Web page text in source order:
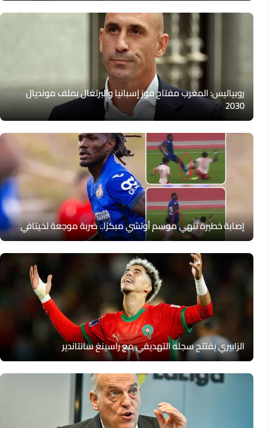
روبياليس: المغرب مفتاح فوز إسبانيا والبرتغال بملف مونديال
2030
إصابة خطيرة تنهي موسم أوتشي مبكرًا.. ضربة موجعة لخيتافي
الزابيري يفتتح سجله التهديفي مع راسينغ سانتاندير